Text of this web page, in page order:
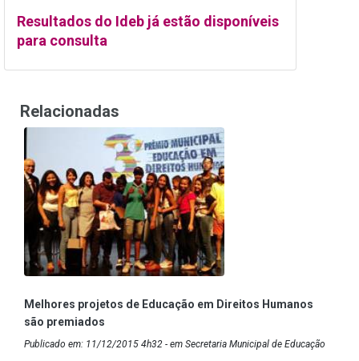
Resultados do Ideb já estão disponíveis
para consulta
Relacionadas
Melhores projetos de Educação em Direitos Humanos
são premiados
Publicado em: 11/12/2015 4h32 - em Secretaria Municipal de Educação